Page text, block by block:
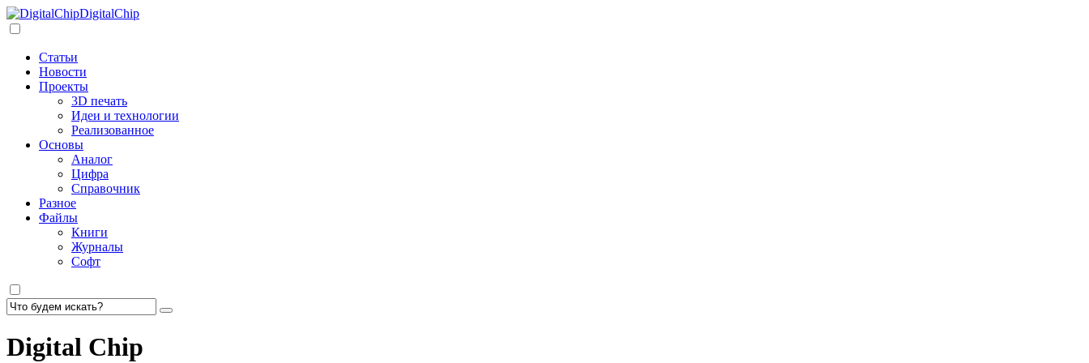
DigitalChip
Статьи
Новости
Проекты
3D печать
Идеи и технологии
Реализованное
Основы
Аналог
Цифра
Справочник
Разное
Файлы
Книги
Журналы
Софт
Digital Chip